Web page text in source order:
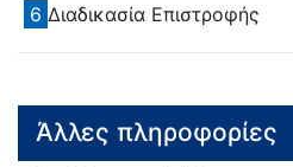
6 Διαδικασία Επιστροφής
Άλλες πληροφορίες